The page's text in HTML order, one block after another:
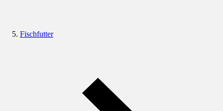
Fischfutter